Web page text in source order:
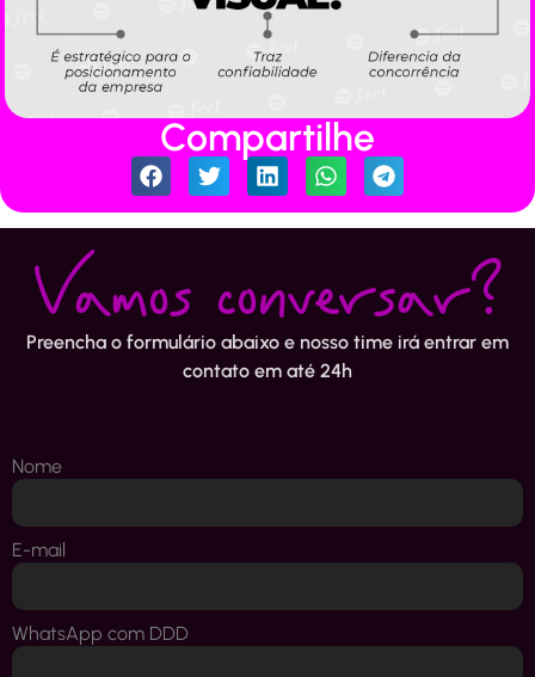
Compartilhe
Vamos conversar?
Preencha o formulário abaixo e nosso time irá entrar em
contato em até 24h
Nome
E-mail
WhatsApp com DDD